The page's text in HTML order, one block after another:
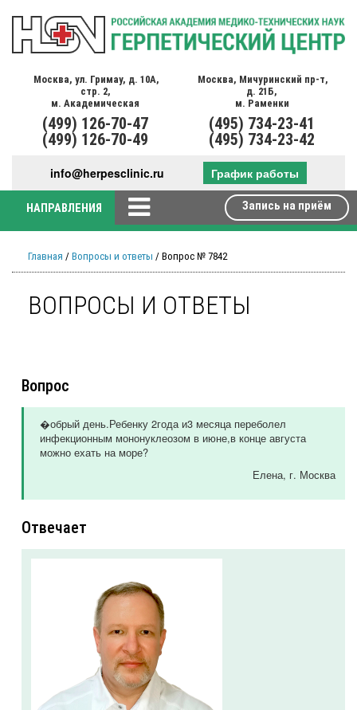
Москва, ул. Гримау, д. 10А,
стр. 2,
м. Академическая
(499) 126-70-47
(499) 126-70-49
Москва, Мичуринский пр-т,
д. 21Б,
м. Раменки
(495) 734-23-41
(495) 734-23-42
info@herpesclinic.ru График работы
НАПРАВЛЕНИЯ Запись на приём
Главная / Вопросы и ответы / Вопрос № 7842
ВОПРОСЫ И ОТВЕТЫ
Вопрос
�обрый день.Ребенку 2года и3 месяца переболел
инфекционным мононуклеозом в июне,в конце августа
можно ехать на море?
Елена, г. Москва
Отвечает